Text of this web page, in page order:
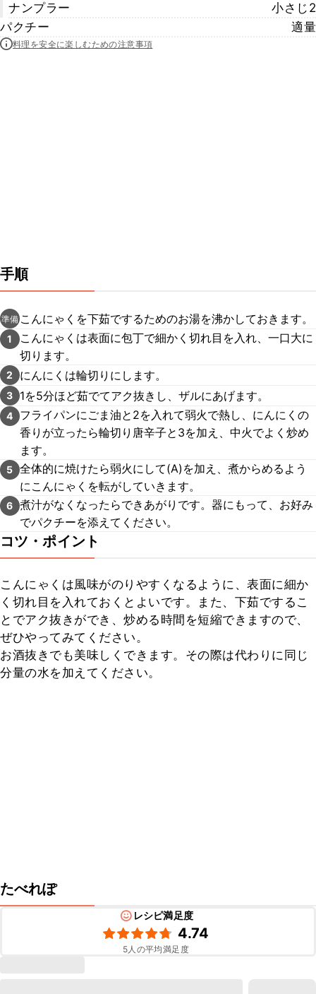
ナンプラー
小さじ2
パクチー
適量
料理を安全に楽しむための注意事項
手順
準備 こんにゃくを下茹でするためのお湯を沸かしておきます。
1
こんにゃくは表面に包丁で細かく切れ目を入れ、一口大に
切ります。
2 にんにくは輪切りにします。
3 1を5分ほど茹でてアク抜きし、ザルにあげます。
4
フライパンにごま油と2を入れて弱火で熱し、にんにくの
香りが立ったら輪切り唐辛子と3を加え、中火でよく炒め
ます。
5 全体的に焼けたら弱火にして(A)を加え、煮からめるよう
にこんにゃくを転がしていきます。
6 煮汁がなくなったらできあがりです。器にもって、お好み
でパクチーを添えてください。
コツ・ポイント
こんにゃくは風味がのりやすくなるように、表面に細か
く切れ目を入れておくとよいです。また、下茹でするこ
とでアク抜きができ、炒める時間を短縮できますので、
ぜひやってみてください。
お酒抜きでも美味しくできます。その際は代わりに同じ
分量の水を加えてください。
たべれぽ
レシピ満足度
4.74
5人の平均満足度